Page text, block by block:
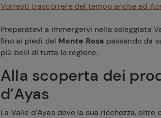
Vorresti trascorrere del tempo anche ad
Preparatevi a immergervi nella soleggiata
fino ai piedi del Monte Rosa passando da
più belli di tutta la regione.
Alla scoperta dei
d’Ayas
La Valle d’Ayas deve la sua ricchezza,